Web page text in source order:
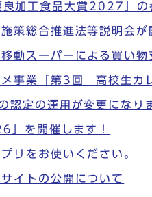
加工食品大賞2027」の
策総合推進法等説明会が
動スーパーによる買い物
事業「第3回 高校生カ
認定の運用が変更になり
」を開催します！
リをお使いください。
イトの公開について